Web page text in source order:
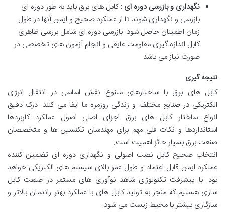
نگهداری و بازرسی دوره ای :کابل های برق باید به طور دوره ای
بازرسی و نگهداری شوند تا از عملکرد صحیح و ایمن آنها در طول
زمان اطمینان حاصل شود. بازرسی دوره ای شامل بررسی ظاهری
کابل اندازه گیری مقاومت عایقی و انجام آزمون های تخصصی در
صورت نیاز می باشد.
نتیجه گیری
کابل های برق با ساختارهای متنوع نقش اساسی در انتقال انرژی
الکتریکی در صنایع مختلف و زندگی روزمره ما ایفا می کنند. درک دقیق
انواع ساختار کابل های برق اجزای اصلی اصول عملکرد کاربردها
استانداردها و نکات فنی مهم برای مهندسان تکنسین ها و متخصصان
صنعت برق بسیار حائز اهمیت است.
انتخاب صحیح کابل نصب اصولی و نگهداری دوره ای تضمین کننده
عملکرد ایمن قابل اعتماد و طول عمر بالای سیستم های الکتریکی خواهد
بود. با پیشرفت تکنولوژی شاهد نوآوری های مستمر در صنعت کابل
سازی هستیم که منجر به تولید کابل های با عملکرد بهتر راندمان بالاتر و
سازگاری بیشتر با محیط زیست می شود.